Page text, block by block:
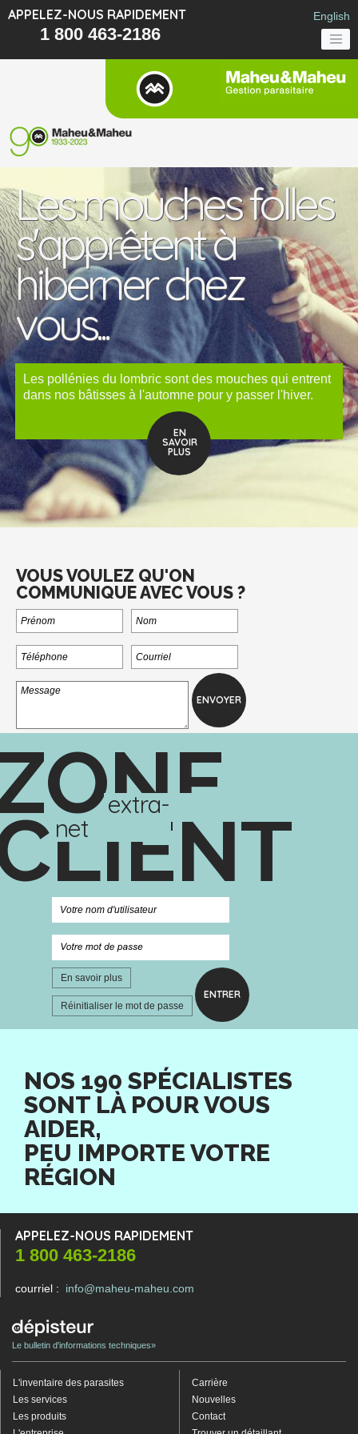
APPELEZ-NOUS RAPIDEMENT
1 800 463-2186
English
Les mouches folles
s'apprêtent à
hiberner chez
vous...
Les pollénies du lombric sont des mouches qui entrent
dans nos bâtisses à l'automne pour y passer l'hiver.
EN
SAVOIR
PLUS
VOUS VOULEZ QU'ON
COMMUNIQUE AVEC VOUS ?
NOS 190 SPÉCIALISTES
SONT LÀ POUR VOUS
AIDER,
PEU IMPORTE VOTRE
RÉGION
L'inventaire des parasites
Les services
Les produits
Carrière
Nouvelles
Contact
Le bulletin d'informations techniques»
APPELEZ-NOUS RAPIDEMENT
1 800 463-2186
courriel : info@maheu-maheu.com